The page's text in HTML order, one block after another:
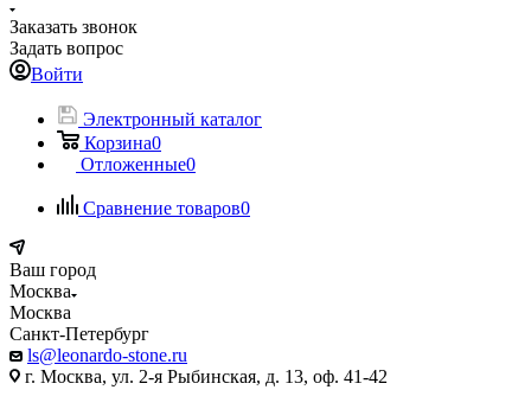
Заказать звонок
Задать вопрос
Войти
Электронный каталог
Корзина0
Отложенные0
Сравнение товаров0
Ваш город
Москва
Москва
Санкт-Петербург
ls@leonardo-stone.ru
г. Москва, ул. 2-я Рыбинская, д. 13, оф. 41-42